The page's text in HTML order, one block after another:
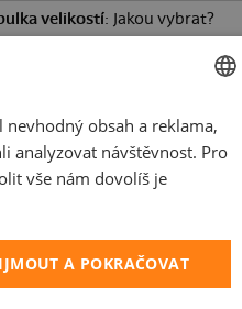
velikostí: Jakou vybrat?
recenzí)
PRO BABIČKU A DĚDU
CZECH
SLOVAK
obsah a reklama,
analyzovat návštěvnost. Pro
vše nám dovolíš je
A POKRAČOVAT